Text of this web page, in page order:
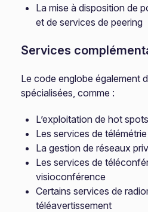
La mise à disposition de
et de services de peering
Services
Le code englobe également
spécialisées, comme :
L’exploitation de hot
Les services de
La gestion de réseaux
Les services de
visioconférence
Certains services de
téléavertissement